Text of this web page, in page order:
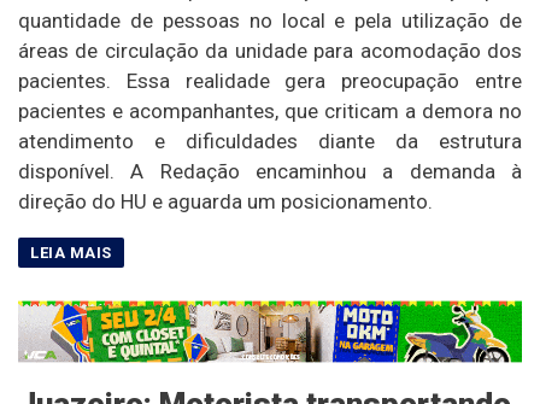
quantidade de pessoas no local e pela utilização de
áreas de circulação da unidade para acomodação dos
pacientes. Essa realidade gera preocupação entre
pacientes e acompanhantes, que criticam a demora no
atendimento e dificuldades diante da estrutura
disponível. A Redação encaminhou a demanda à
direção do HU e aguarda um posicionamento.